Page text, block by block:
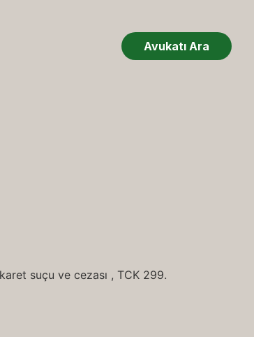
Avukatı Ara
suçu ve cezası , TCK 299.